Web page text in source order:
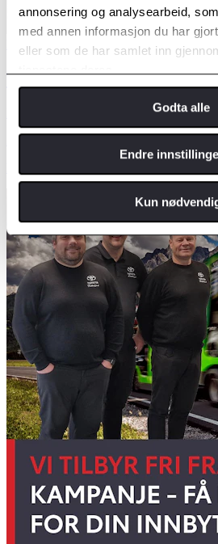
annonsering og analysearbeid,
med annen informasjon du har
eller som de har samlet inn
Godta alle
Endre
Kun
Plug-in bensin
Toyota RAV4
2021